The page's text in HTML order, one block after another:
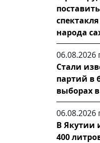
народа
06.08.2026
Стали
партий в
выборах
06.08.2026
В Якутии
400